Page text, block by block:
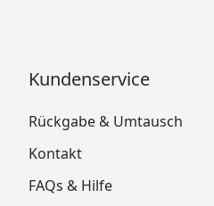
Kundenservice
Rückgabe & Umtausch
Kontakt
FAQs & Hilfe